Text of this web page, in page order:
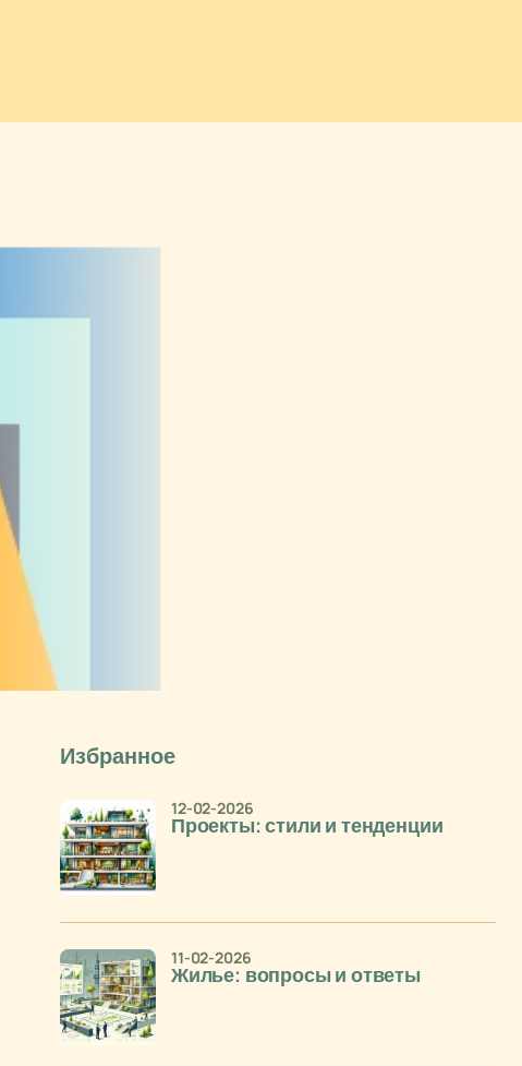
Избранное
Проекты: стили и тенденции
12-02-2026
Жилье: вопросы и ответы
11-02-2026